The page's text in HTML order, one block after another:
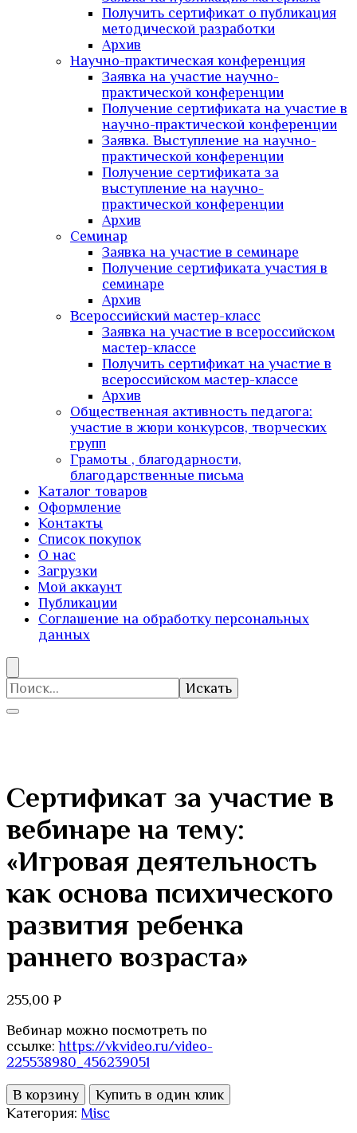
Получить сертификат о публикация
методической разработки
Архив
Научно-практическая конференция
Заявка на участие научно-
практической конференции
Получение сертификата на участие в
научно-практической конференции
Заявка. Выступление на научно-
практической конференции
Получение сертификата за
выступление на научно-
практической конференции
Архив
Семинар
Заявка на участие в семинаре
Получение сертификата участия в
семинаре
Архив
Всероссийский мастер-класс
Заявка на участие в всероссийском
мастер-классе
Получить сертификат на участие в
всероссийском мастер-классе
Архив
Общественная активность педагога:
участие в жюри конкурсов, творческих
групп
Грамоты , благодарности,
благодарственные письма
Каталог товаров
Оформление
Контакты
Список покупок
О нас
Загрузки
Мой аккаунт
Публикации
Соглашение на обработку персональных
данных
Искать:
Сертификат за участие в
вебинаре на тему:
«Игровая деятельность
как основа психического
развития ребенка
раннего возраста»
255,00 ₽
Вебинар можно посмотреть по
ссылке:https://vkvideo.ru/video-
225538980_456239051
Количество
товара
Сертификат
В корзину
Купить в один клик
Категория: Misc